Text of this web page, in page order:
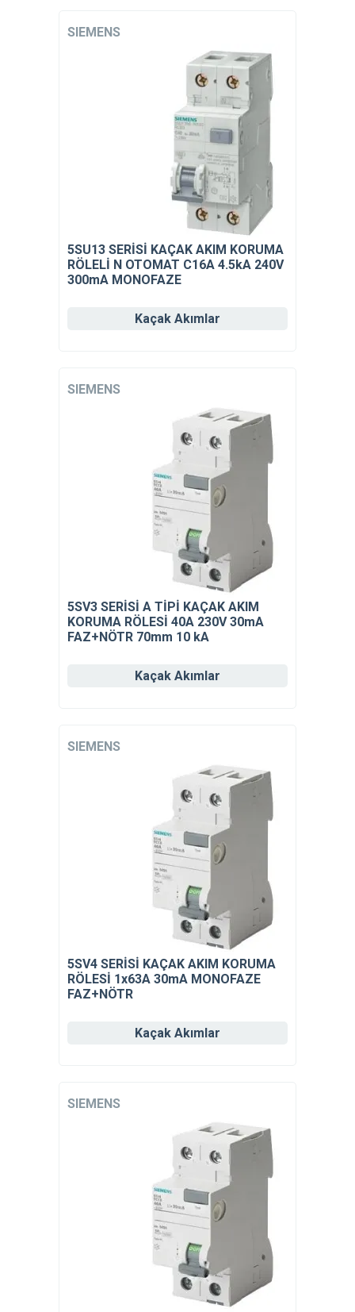
SIEMENS
5SU13 SERİSİ KAÇAK AKIM KORUMA
RÖLELİ N OTOMAT C16A 4.5kA 240V
300mA MONOFAZE
Kaçak Akımlar
SIEMENS
5SV3 SERİSİ A TİPİ KAÇAK AKIM
KORUMA RÖLESİ 40A 230V 30mA
FAZ+NÖTR 70mm 10 kA
Kaçak Akımlar
SIEMENS
5SV4 SERİSİ KAÇAK AKIM KORUMA
RÖLESİ 1x63A 30mA MONOFAZE
FAZ+NÖTR
Kaçak Akımlar
SIEMENS